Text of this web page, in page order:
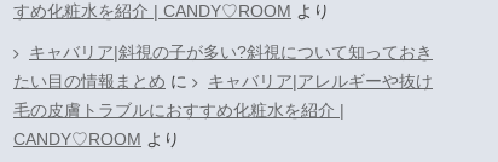
すめ化粧水を紹介 | CANDY♡ROOM より
キャバリア|斜視の子が多い?斜視について知っておき
たい目の情報まとめ に
キャバリア|アレルギーや抜け
毛の皮膚トラブルにおすすめ化粧水を紹介 |
CANDY♡ROOM より